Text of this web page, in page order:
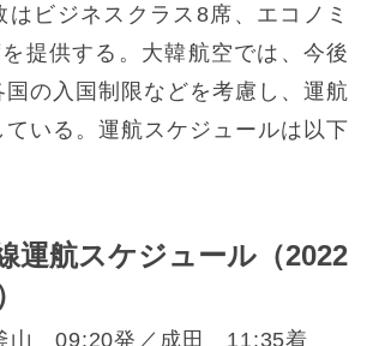
はビジネスクラス8席、エコノミ
提供する。大韓航空では、今後
国の入国制限などを考慮し、運航
ている。運航スケジュールは以下
運航スケジュール（2022
山 09:20発／成田 11:35着